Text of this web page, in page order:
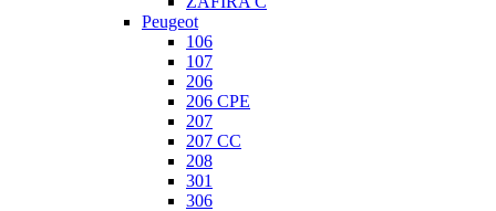
Peugeot
106
107
206
206 CPE
207
207 СС
208
301
306